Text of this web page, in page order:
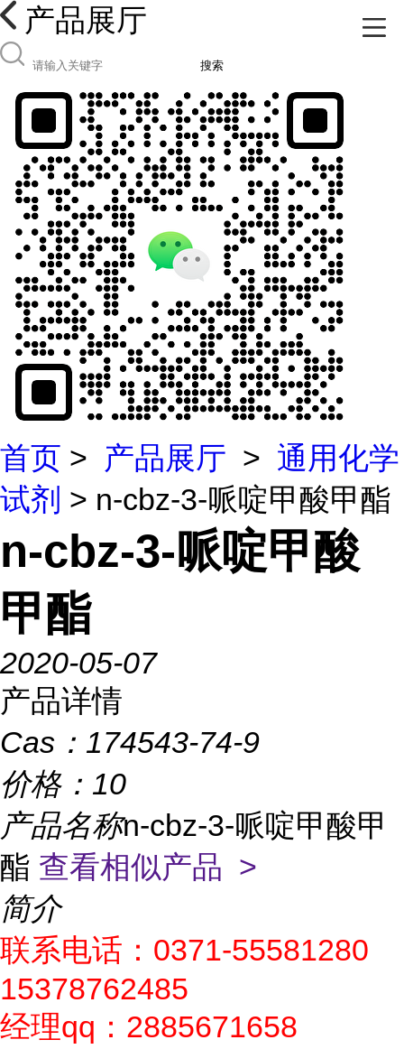
产品展厅
搜索
首页 > 产品展厅 > 通用化学
试剂 > n-cbz-3-哌啶甲酸甲酯
n-cbz-3-哌啶甲酸
甲酯
2020-05-07
产品详情
Cas： 174543-74-9
价格： 10
产品名称n-cbz-3-哌啶甲酸甲
酯 查看相似产品 >
简介
联系电话：0371-55581280
15378762485
经理qq：2885671658